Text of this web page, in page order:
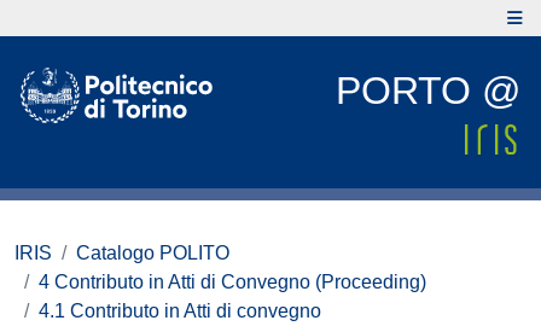
PORTO @
IRIS
Catalogo POLITO
4 Contributo in Atti di Convegno (Proceeding)
4.1 Contributo in Atti di convegno